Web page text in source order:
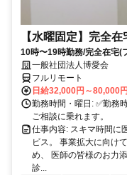
【水曜固定】完全
10時〜19時勤務/完全在宅(
業務一般社団法人博愛会
フルリモート
日給32,000円～80,000円
勤務時間・曜日: ✅勤務
ご相談に乗れます。
仕事内容: スキマ時間に
ビス。 事業拡大に向け
め、 医師の皆様のお力
診...